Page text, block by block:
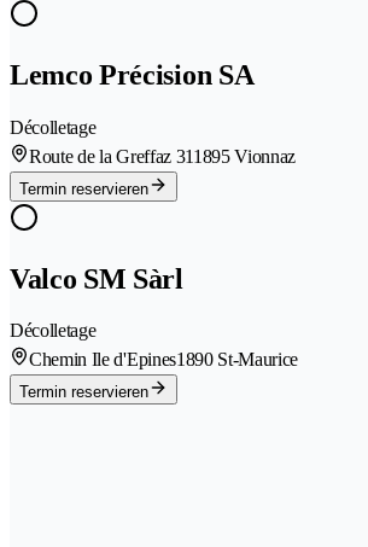
Lemco Précision SA
Décolletage
Route de la Greffaz 311895 Vionnaz
Termin reservieren
Valco SM Sàrl
Décolletage
Chemin Ile d'Epines1890 St-Maurice
Termin reservieren